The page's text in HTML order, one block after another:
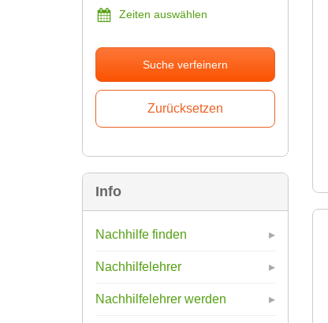
Zeiten auswählen
Suche verfeinern
Info
Nachhilfe finden
Nachhilfelehrer
Nachhilfelehrer werden